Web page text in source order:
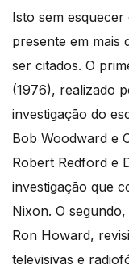
Isto sem
presente em mais
ser citados. O
(1976), realizado
investigação do
Bob Woodward e
Robert Redford e
investigação que
Nixon. O
Ron Howard,
televisivas e